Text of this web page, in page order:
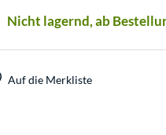
Nicht lagernd, ab
Auf die Merkliste